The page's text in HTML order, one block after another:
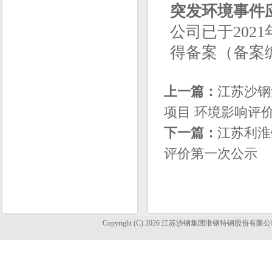
突发环境事件
公司已于
得备案（备案
上一篇： 江苏沙
项目 环境影响评
下一篇： 江苏利
评价第一次公示
Copyright (C) 2026 江苏沙钢集团淮钢特钢股份有限